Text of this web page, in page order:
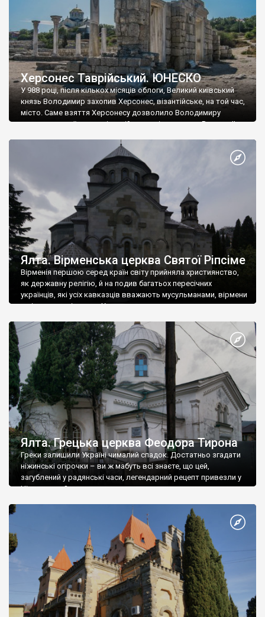
Херсонес Таврійський. ЮНЕСКО
У 988 році, після кількох місяців облоги, Великий київський
князь Володимир захопив Херсонес, візантійське, на той час,
місто. Саме взяття Херсонесу дозволило Володимиру
диктувати свої умови візантійському імператору Василю ІІ, та
Херсонесі Володимир-язичник, став Василем-християнином.
А потім було Хрещення Русі. На честь Херсонесу Таврійського
Ялта. Вірменська церква Святої Ріпсіме
Вірменія першою серед країн світу прийняла християнство,
як державну релігію, й на подив багатьох пересічних
українців, які усіх кавказців вважають мусульманами, вірмени
є відданими вірянами Христа
Ялта. Грецька церква Феодора Тирона
Греки залишили Україні чималий спадок. Достатньо згадати
ніжинські огірочки – ви ж мабуть всі знаєте, що цей,
загублений у радянські часи, легендарний рецепт привезли у
Ніжин греки?